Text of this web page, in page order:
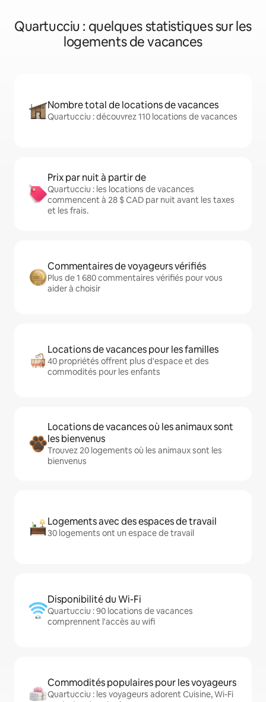
Quartucciu : quelques statistiques sur les
logements de vacances
Nombre total de locations de vacances
Quartucciu : découvrez 110 locations de vacances
Prix par nuit à partir de
Quartucciu : les locations de vacances
commencent à 28 $ CAD par nuit avant les taxes
et les frais.
Commentaires de voyageurs vérifiés
Plus de 1 680 commentaires vérifiés pour vous
aider à choisir
Locations de vacances pour les familles
40 propriétés offrent plus d'espace et des
commodités pour les enfants
Locations de vacances où les animaux sont
les bienvenus
Trouvez 20 logements où les animaux sont les
bienvenus
Logements avec des espaces de travail
30 logements ont un espace de travail
Disponibilité du Wi-Fi
Quartucciu : 90 locations de vacances
comprennent l'accès au wifi
Commodités populaires pour les voyageurs
Quartucciu : les voyageurs adorent Cuisine, Wi-Fi